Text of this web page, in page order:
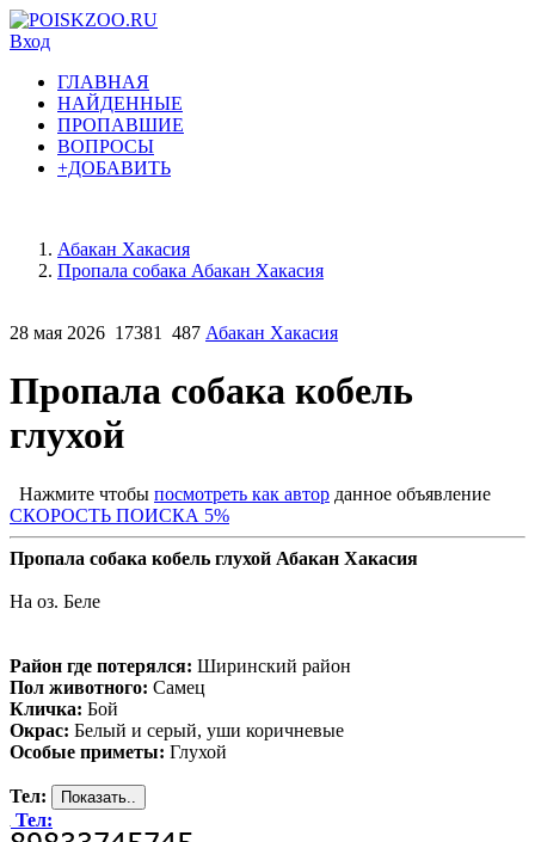
Вход
ГЛАВНАЯ
НАЙДЕННЫЕ
ПРОПАВШИЕ
ВОПРОСЫ
+ДОБАВИТЬ
Абакан Хакасия
Пропала собака Абакан Хакасия
28 мая 2026 17381 487 Абакан Хакасия
Пропала собака кобель
глухой
Нажмите чтобы посмотреть как автор данное объявление
СКОРОСТЬ ПОИСКА 5%
Пропала собака кобель глухой Абакан Хакасия
На оз. Беле
Район где потерялся: Ширинский район
Пол животного: Самец
Кличка: Бой
Окрас: Белый и серый, уши коричневые
Особые приметы: Глухой
Тел:
Тел: